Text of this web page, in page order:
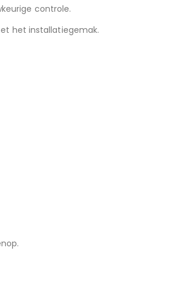
controle.
het installatiegemak.